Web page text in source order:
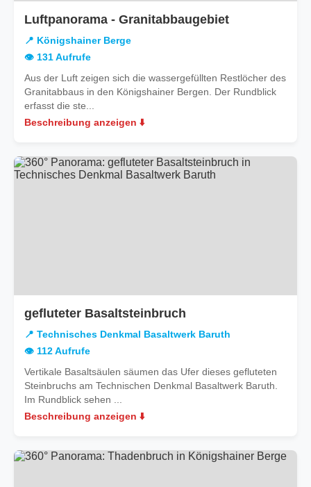
Luftpanorama - Granitabbaugebietin
📍 Königshainer Berge
👁️ 131 Aufrufe
Aus der Luft zeigen sich die wassergefüllten Restlöcher des
Granitabbaus in den Königshainer Bergen. Der Rundblick
erfasst die ste...
Beschreibung anzeigen ⬇️
gefluteter Basaltsteinbruch
Technisches
Baruth
📍 Technisches Denkmal Basaltwerk Baruth
👁️ 112 Aufrufe
Vertikale Basaltsäulen säumen das Ufer dieses gefluteten
Steinbruchs am Technischen Denkmal Basaltwerk Baruth.
Im Rundblick sehen ...
Beschreibung anzeigen ⬇️